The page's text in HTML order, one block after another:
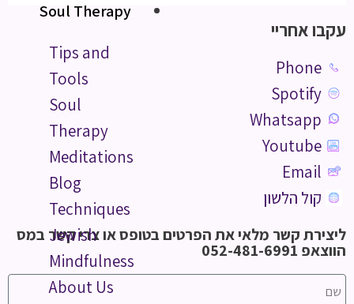
Soul Therapy
Tips and
Tools
Soul
Therapy
Meditations
Blog
Techniques
Jewish
Mindfulness
About Us
עקבו אחריי
Phone
Spotify
Whatsapp
Youtube
Email
קול הלשון
ליצירת קשר מלאי את הפרטים בטופס או צרי קשר במס
הווצאפ 052-481-6991